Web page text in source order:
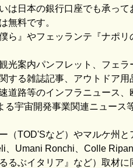
は日本の銀行口座でも承って
無料です。
ら』やフェッランテ『ナポ
光案内パンフレット、フェ
する雑誌記事、アウトドア用
道路等のインフラニュース、
る宇宙開発事業関連ニュース
（TOD'Sなど）やマルケ州と
Umani Ronchi、Colle
るぶイタリア』など）取材に